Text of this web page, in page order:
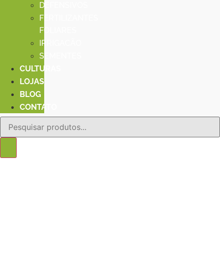
DEFENSIVOS
FERTILIZANTES
FOLIARES
IRRIGACÃO
SEMENTES
CULTURAS
LOJAS
BLOG
CONTATO
Pesquisar
produtos